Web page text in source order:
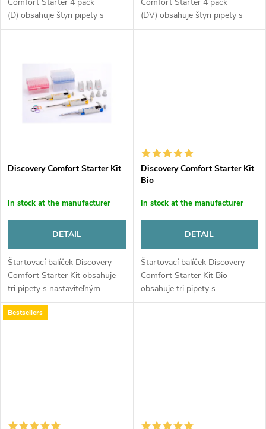
t
o
d
s
Comfort Starter 4 pack
(D) obsahuje štyri pipety s
nastaviteľným objemom, stojan
Comfort Starter 4 pack
(DV) obsahuje štyri pipety s
nastaviteľným objemom, stojan
Discovery Comfort Starter Kit
In stock at the manufacturer
DETAIL
Štartovací balíček Discovery
Comfort Starter Kit obsahuje
tri pipety s nastaviteľným
objemom, držiaky na pipety,
príslušenstvo a špičky v
Discovery Comfort Starter Kit
Bio
In stock at the manufacturer
DETAIL
Štartovací balíček Discovery
Comfort Starter Kit Bio
obsahuje tri pipety s
nastaviteľným objemom,
Bestsellers